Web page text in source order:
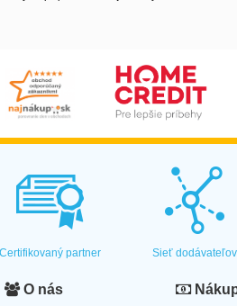
Certifikovaný partner Sieť dodávateľov
O nás